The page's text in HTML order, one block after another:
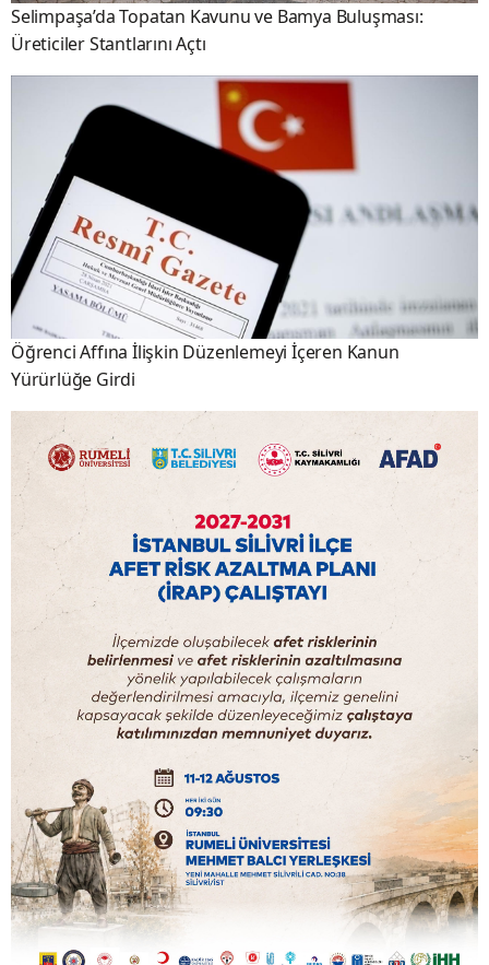
Selimpaşa’da Topatan Kavunu ve Bamya Buluşması:
Üreticiler Stantlarını Açtı
Öğrenci Affına İlişkin Düzenlemeyi İçeren Kanun
Yürürlüğe Girdi